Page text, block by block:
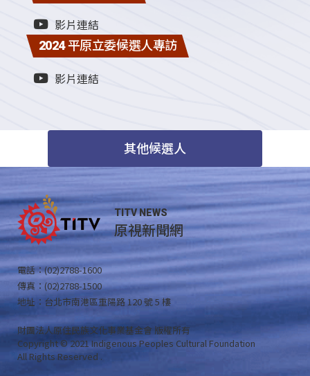
影片連結
2024 平原立委候選人專訪
影片連結
其他候選人
TITV NEWS
原視新聞網
電話：(02)2788-1600
傳真：(02)2788-1500
地址：台北市南港區重陽路 120 號 5 樓
財團法人原住民族文化事業基金會 版權所有
Copyright © 2021 Indigenous Peoples Cultural Foundation
All Rights Reserved .